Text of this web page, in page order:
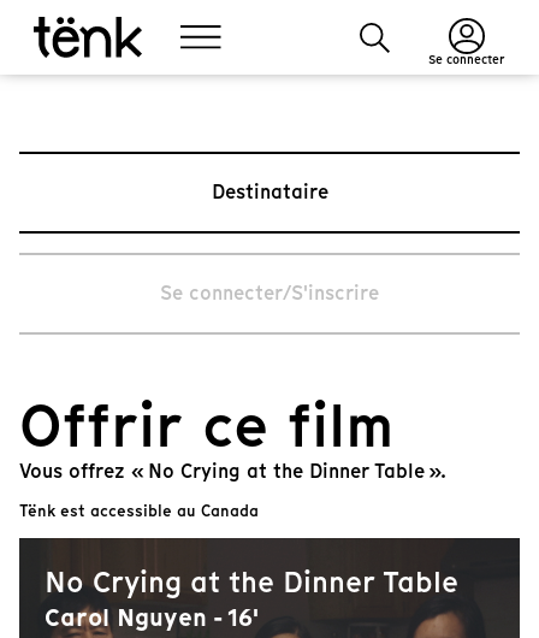
Se connecter
Destinataire
Se connecter/S'inscrire
Offrir ce film
Vous offrez « No Crying at the Dinner Table ».
Tënk est accessible au Canada
No Crying at the Dinner Table
Carol Nguyen - 16'